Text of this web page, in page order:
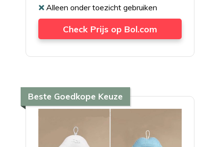
Alleen onder toezicht gebruiken
Check Prijs op Bol.com
Beste Goedkope Keuze